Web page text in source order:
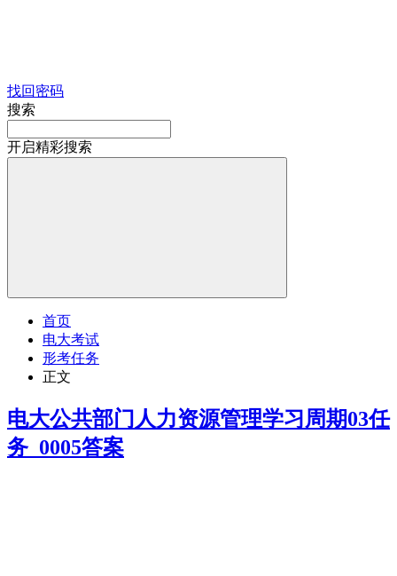
找回密码
搜索
开启精彩搜索
首页
电大考试
形考任务
正文
电大公共部门人力资源管理学习周期03任
务_0005答案